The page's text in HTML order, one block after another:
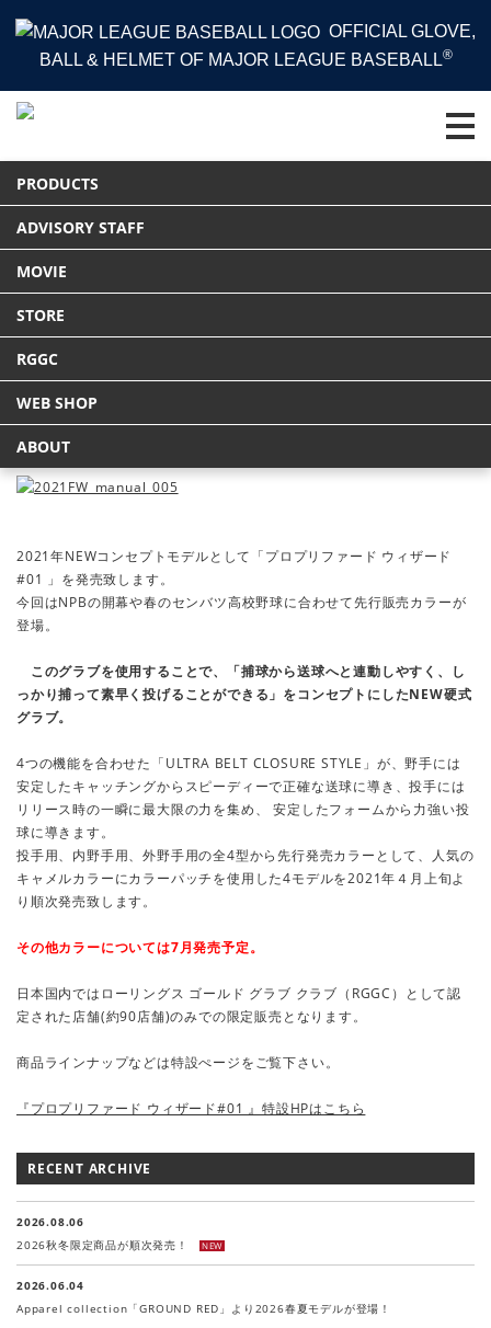
OFFICIAL GLOVE,
BALL & HELMET OF MAJOR LEAGUE BASEBALL®
PRODUCTS
ADVISORY STAFF
MOVIE
STORE
RGGC
WEB SHOP
ABOUT
HOME
NEWS
Tweet
NEWS
新着情報
新たなコンセプトモデル 「プロプリファード ウィザード #01
」 が登場！
2021年NEWコンセプトモデルとして「プロプリファード ウィザード
#01 」を発売致します。
今回はNPBの開幕や春のセンバツ高校野球に合わせて先行販売カラーが
登場。
このグラブを使用することで、「捕球から送球へと連動しやすく、し
っかり捕って素早く投げることができる」をコンセプトにしたNEW硬式
グラブ。
4つの機能を合わせた「ULTRA BELT CLOSURE STYLE」が、野手には
安定したキャッチングからスピーディーで正確な送球に導き、投手には
リリース時の一瞬に最大限の力を集め、 安定したフォームから力強い投
球に導きます。
投手用、内野手用、外野手用の全4型から先行発売カラーとして、人気の
キャメルカラーにカラーパッチを使用した4モデルを2021年４月上旬よ
り順次発売致します。
その他カラーについては7月発売予定。
日本国内ではローリングス ゴールド グラブ クラブ（RGGC）として認
定された店舗(約90店舗)のみでの限定販売となります。
商品ラインナップなどは特設ぺージをご覧下さい。
『プロプリファード ウィザード#01 』特設HPはこちら
RECENT ARCHIVE
2026.08.06
2026秋冬限定商品が順次発売！
NEW
2026.06.04
Apparel collection「GROUND RED」より2026春夏モデルが登場！